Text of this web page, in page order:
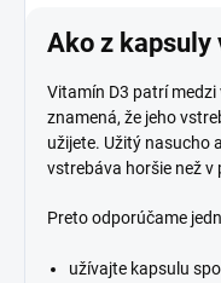
Ako z kapsuly
Vitamín D3 patrí
znamená, že jeho
užijete. Užitý nasucho
vstrebáva horšie než
Preto odporúčame
užívajte kapsulu